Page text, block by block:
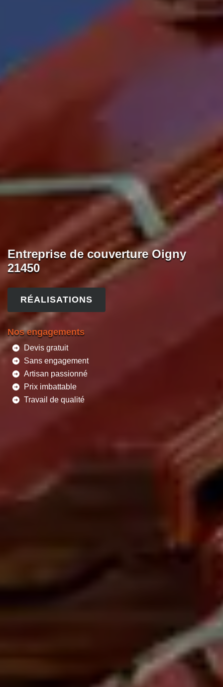
Entreprise de couverture Oigny
21450
RÉALISATIONS
Nos engagements
Devis gratuit
Sans engagement
Artisan passionné
Prix imbattable
Travail de qualité